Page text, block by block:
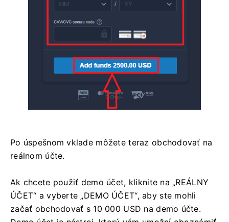
Po úspešnom vklade môžete teraz obchodovať na
reálnom účte.
Ak chcete použiť demo účet, kliknite na „REÁLNY
ÚČET“ a vyberte „DEMO ÚČET“, aby ste mohli
začať obchodovať s 10 000 USD na demo účte.